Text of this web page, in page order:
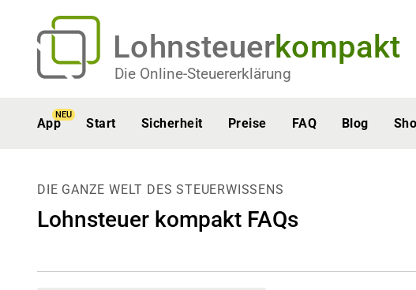
Lohnsteuerkompakt
Die Online-Steuererklärung
App
NEU
Start Sicherheit Preise FAQ Blog
DIE GANZE WELT DES STEUERWISSENS
Lohnsteuer kompakt FAQs